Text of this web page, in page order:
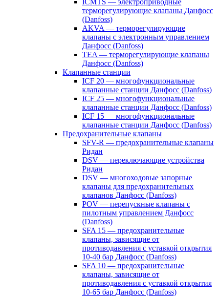
ICMTS — электроприводные
терморегулирующие клапаны Данфосс
(Danfoss)
AKVA — терморегулирующие
клапаны с электронным управлением
Данфосс (Danfoss)
TEA — терморегулирующие клапаны
Данфосс (Danfoss)
Клапанные станции
ICF 20 — многофункциональные
клапанные станции Данфосс (Danfoss)
ICF 25 — многофункциональные
клапанные станции Данфосс (Danfoss)
ICF 15 — многофункциональные
клапанные станции Данфосс (Danfoss)
Предохранительные клапаны
SFV-R — предохранительные клапаны
Ридан
DSV — переключающие устройства
Ридан
DSV — многоходовые запорные
клапаны для предохранительных
клапанов Данфосс (Danfoss)
POV — перепускные клапаны с
пилотным управлением Данфосс
(Danfoss)
SFA 15 — предохранительные
клапаны, зависящие от
противодавления с уставкой открытия
10-40 бар Данфосс (Danfoss)
SFA 10 — предохранительные
клапаны, зависящие от
противодавления с уставкой открытия
10-65 бар Данфосс (Danfoss)